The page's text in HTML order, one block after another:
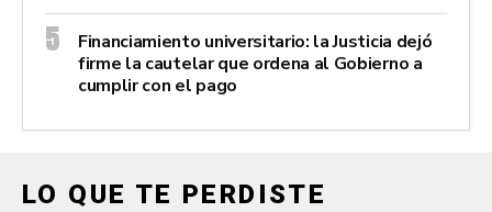
Financiamiento universitario: la Justicia dejó
firme la cautelar que ordena al Gobierno a
cumplir con el pago
LO QUE TE PERDISTE